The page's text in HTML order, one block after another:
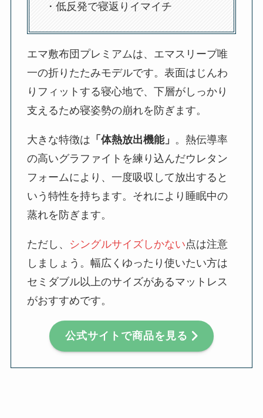
・低反発で寝返りイマイチ
エマ敷布団プレミアムは、エマスリープ唯
一の折りたたみモデルです。表面はじんわ
りフィットする寝心地で、下層がしっかり
支えるため寝姿勢の崩れを防ぎます。
大きな特徴は 「体熱放出機能」 。熱伝導率
の高いグラファイトを練り込んだウレタン
フォームにより、一度吸収して放出すると
いう特性を持ちます。それにより睡眠中の
蒸れを防ぎます。
ただし、 シングルサイズしかない点は注意
しましょう。幅広くゆったり使いたい方は
セミダブル以上のサイズがあるマットレス
がおすすめです。
公式サイトで商品を見る